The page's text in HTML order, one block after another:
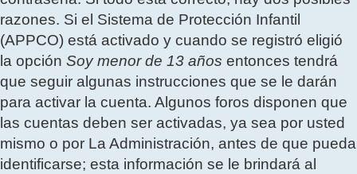
razones. Si el Sistema de Protección Infantil
(APPCO) está activado y cuando se registró eligió
la opción Soy menor de 13 años entonces tendrá
que seguir algunas instrucciones que se le darán
para activar la cuenta. Algunos foros disponen que
las cuentas deben ser activadas, ya sea por usted
mismo o por La Administración, antes de que pueda
identificarse; esta información se le brindará al